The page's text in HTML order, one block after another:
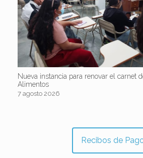
Nueva instancia para renovar el carnet
Alimentos
7 agosto 2026
Recibos de